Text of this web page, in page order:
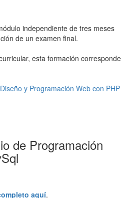
independiente de tres meses
de un examen final.
esta formación corresponde
y Programación Web con PHP
de Programación
aquí.